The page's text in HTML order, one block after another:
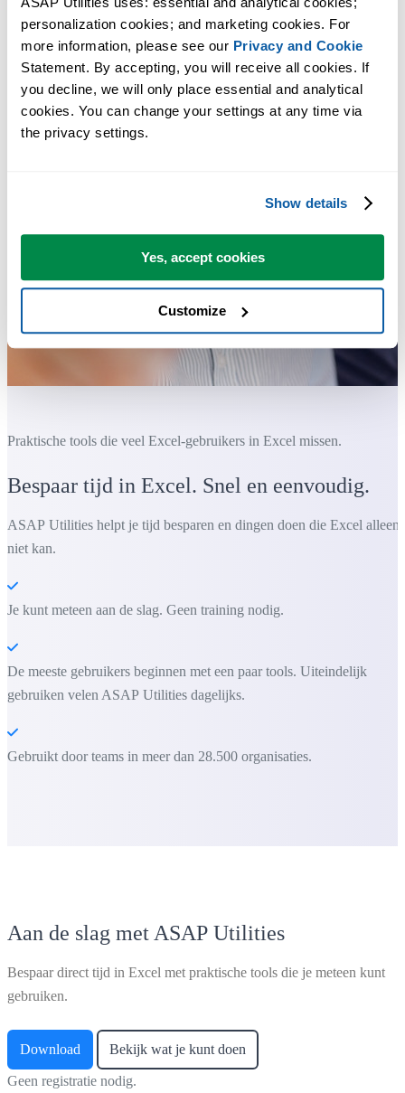
personalization cookies; and marketing cookies. For
more information, please see our Privacy and Cookie
Statement. By accepting, you will receive all cookies. If
you decline, we will only place essential and analytical
cookies. You can change your settings at any time via
the privacy settings.
Show details
Yes, accept cookies
Customize
Praktische tools die veel Excel-gebruikers in Excel missen.
Bespaar tijd in Excel. Snel en eenvoudig.
ASAP Utilities helpt je tijd besparen en dingen doen die Excel alleen
niet kan.
Je kunt meteen aan de slag. Geen training nodig.
De meeste gebruikers beginnen met een paar tools. Uiteindelijk
gebruiken velen ASAP Utilities dagelijks.
Gebruikt door teams in meer dan 28.500 organisaties.
Aan de slag met ASAP Utilities
Bespaar direct tijd in Excel met praktische tools die je meteen kunt
gebruiken.
Download Bekijk wat je kunt doen
Geen registratie nodig.